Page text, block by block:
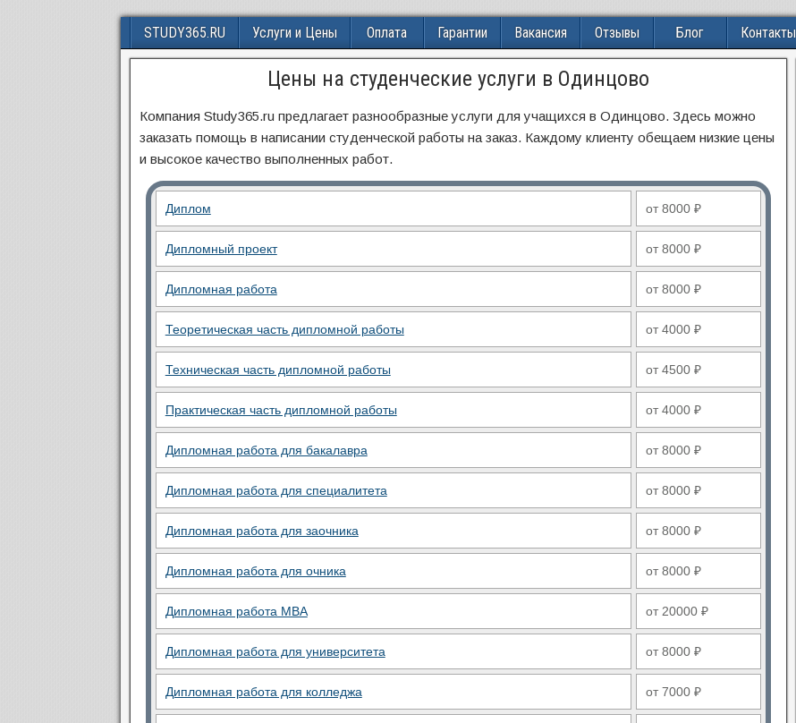
STUDY365.RU Услуги и Цены Оплата Гарантии Вакансия Отзывы Блог Контакты
Цены на студенческие услуги в Одинцово
Компания Study365.ru предлагает разнообразные услуги для учащихся в Одинцово. Здесь можно
заказать помощь в написании студенческой работы на заказ. Каждому клиенту обещаем низкие цены
и высокое качество выполненных работ.
Диплом от 8000 ₽
Дипломный проект от 8000 ₽
Дипломная работа от 8000 ₽
Теоретическая часть дипломной работы от 4000 ₽
Техническая часть дипломной работы от 4500 ₽
Практическая часть дипломной работы от 4000 ₽
Дипломная работа для бакалавра от 8000 ₽
Дипломная работа для специалитета от 8000 ₽
Дипломная работа для заочника от 8000 ₽
Дипломная работа для очника от 8000 ₽
Дипломная работа MBA от 20000 ₽
Дипломная работа для университета от 8000 ₽
Дипломная работа для колледжа от 7000 ₽